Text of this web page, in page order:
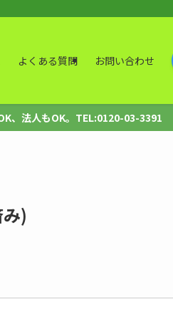
よくある質問 お問い合わせ
、法人もOK。TEL:0120-03-3391
)